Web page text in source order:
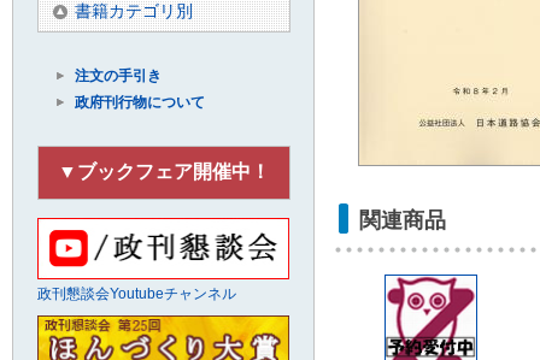
関連商品
書籍カテゴリ別
注文の手引き
政府刊行物について
▼ブックフェア開催中！
政刊懇談会Youtubeチャンネル